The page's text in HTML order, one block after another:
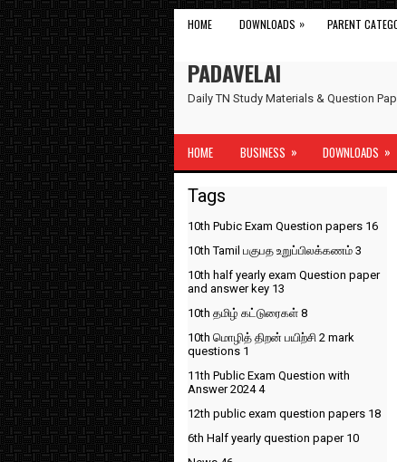
HOME DOWNLOADS » PARENT
PADAVELAI
Daily TN Study Materials & Question
HOME BUSINESS » DOWNLOADS »
Tags
10th Pubic Exam Question papers 16
10th Tamil பகுபத உறுப்பிலக்கணம் 3
10th half yearly exam Question paper
and answer key 13
10th தமிழ் கட்டுரைகள் 8
10th மொழித் திறன் பயிற்சி 2 mark
questions 1
11th Public Exam Question with
Answer 20244
12th public exam question papers 18
6th Half yearly question paper 10